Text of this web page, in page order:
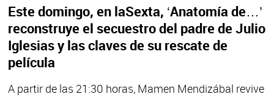
Este domingo, en laSexta, ‘Anatomía de…’
reconstruye el secuestro del padre de Julio
Iglesias y las claves de su rescate de
película
A partir de las 21:30 horas, Mamen Mendizábal revive